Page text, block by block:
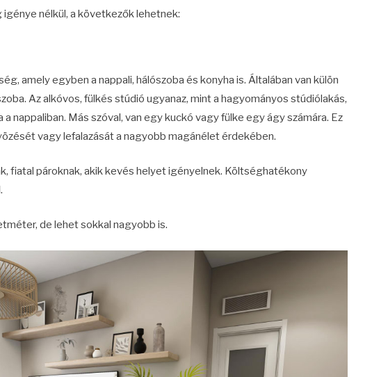
nélkül, a következők lehetnek:
amely egyben a nappali, hálószoba és konyha is. Általában van külön
Az alkóvos, fülkés stúdió ugyanaz, mint a hagyományos stúdiólakás,
a nappaliban. Más szóval, van egy kuckó vagy fülke egy ágy számára. Ez
vagy lefalazását a nagyobb magánélet érdekében.
fiatal pároknak, akik kevés helyet igényelnek. Költséghatékony
de lehet sokkal nagyobb is.